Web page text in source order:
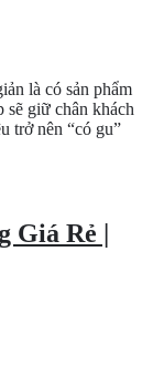
là có sản phẩm
sẽ giữ chân khách
trở nên “có gu”
Giá Rẻ |